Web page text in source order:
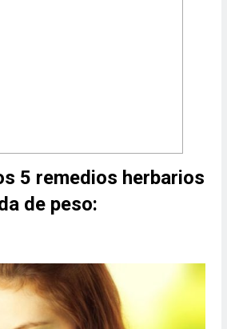
5 remedios herbarios
de peso: